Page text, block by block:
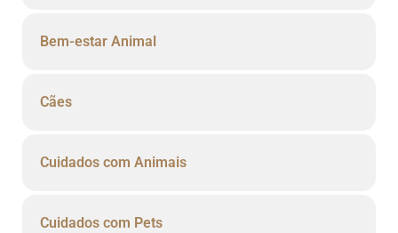
Bem-estar Animal
Cães
Cuidados com Animais
Cuidados com Pets